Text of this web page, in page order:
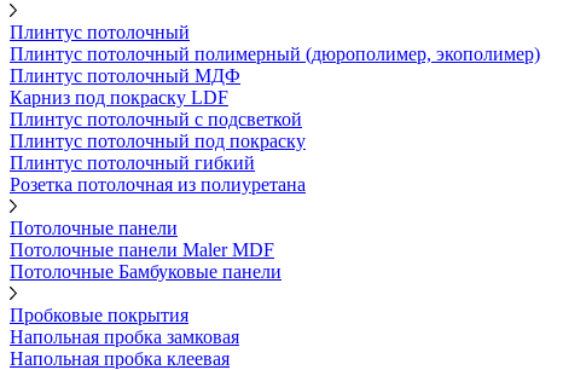
Плинтус потолочный
Плинтус потолочный полимерный (дюрополимер, экополимер)
Плинтус потолочный МДФ
Карниз под покраску LDF
Плинтус потолочный с подсветкой
Плинтус потолочный под покраску
Плинтус потолочный гибкий
Розетка потолочная из полиуретана
Потолочные панели
Потолочные панели Maler MDF
Потолочные Бамбуковые панели
Пробковые покрытия
Напольная пробка замковая
Напольная пробка клеевая